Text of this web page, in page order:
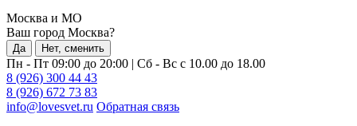
Москва и МО
Ваш город Москва?
Да Нет, сменить
Пн - Пт 09:00 до 20:00 | Сб - Вс с 10.00 до 18.00
8 (926) 300 44 43
8 (926) 672 73 83
info@lovesvet.ru Обратная связь